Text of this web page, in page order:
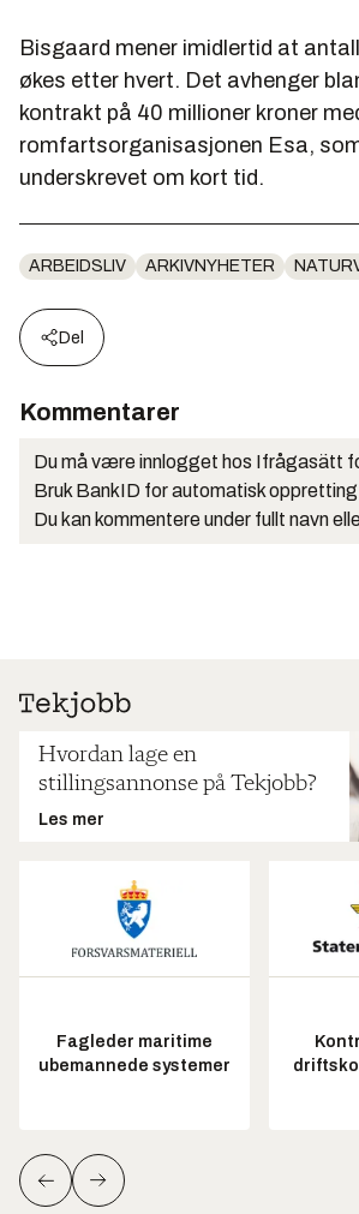
Bisgaard mener imidlertid at
økes etter hvert. Det avhenger
kontrakt på 40 millioner kroner
romfartsorganisasjonen Esa,
underskrevet om kort tid.
ARBEIDSLIV ARKIVNYHETER
Del
Kommentarer
Du må være innlogget hos Ifrågasätt
Bruk BankID for automatisk oppretting
Du kan kommentere under fullt navn
Hvordan lage en
stillingsannonse på Tekjobb?
Les mer
Fagleder maritime
ubemannede systemer